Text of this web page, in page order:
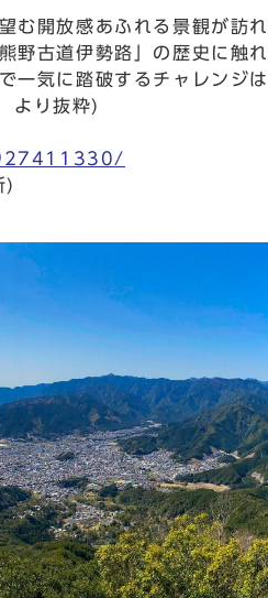
開放感あふれる景観が訪
古道伊勢路」の歴史に触
気に踏破するチャレンジ
より抜粋)
)